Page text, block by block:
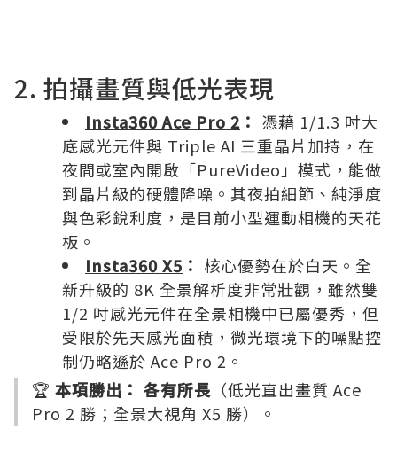
2. 拍攝畫質與低光表現
Insta360 Ace Pro 2 ： 憑藉 1/1.3 吋大
底感光元件與 Triple AI 三重晶片加持，在
夜間或室內開啟「PureVideo」模式，能做
到晶片級的硬體降噪。其夜拍細節、純淨度
與色彩銳利度，是目前小型運動相機的天花
板。
Insta360 X5 ： 核心優勢在於白天。全
新升級的 8K 全景解析度非常壯觀，雖然雙
1/2 吋感光元件在全景相機中已屬優秀，但
受限於先天感光面積，微光環境下的噪點控
制仍略遜於 Ace Pro 2。
🏆 本項勝出： 各有所長 （低光直出畫質 Ace
Pro 2 勝；全景大視角 X5 勝）。